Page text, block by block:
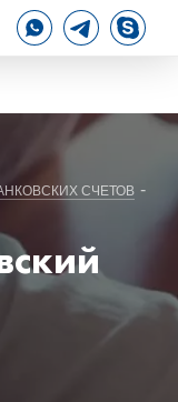
СЧЕТОВ -